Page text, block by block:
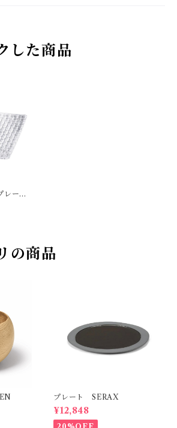
した商品
ート2
の商品
プレート SERAX
¥12,848